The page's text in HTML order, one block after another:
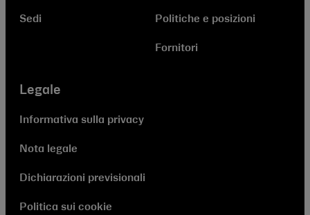
Sedi Politiche e posizioni
Fornitori
Legale
Informativa sulla privacy
Nota legale
Dichiarazioni previsionali
Politica sui cookie